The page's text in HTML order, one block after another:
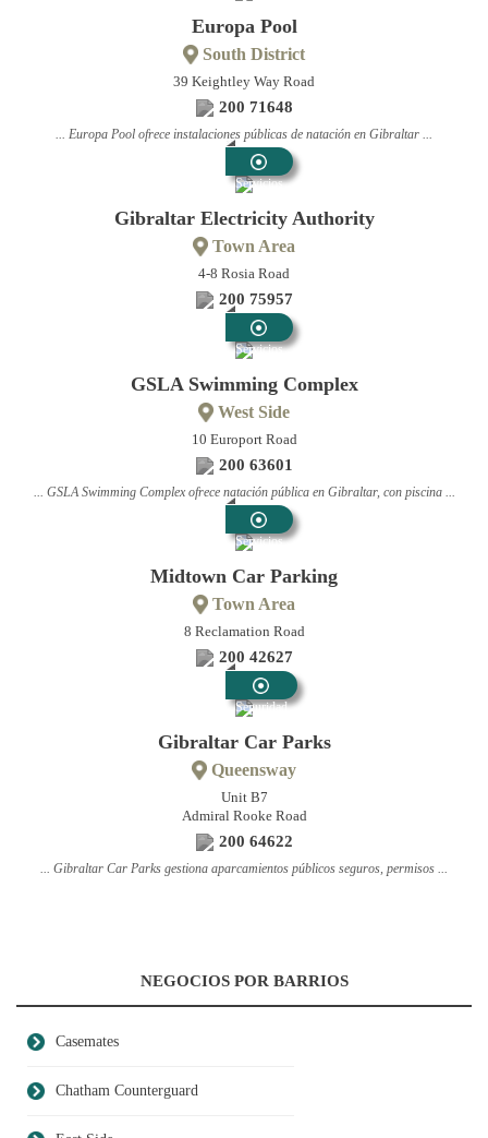
Europa Pool
South District
39 Keightley Way Road
200 71648
... Europa Pool ofrece instalaciones públicas de natación en Gibraltar ...
Servicios
Gibraltar Electricity Authority
Town Area
4-8 Rosia Road
200 75957
Servicios
GSLA Swimming Complex
West Side
10 Europort Road
200 63601
... GSLA Swimming Complex ofrece natación pública en Gibraltar, con piscina ...
Servicios
Midtown Car Parking
Town Area
8 Reclamation Road
200 42627
Seguridad
Gibraltar Car Parks
Queensway
Unit B7
Admiral Rooke Road
200 64622
... Gibraltar Car Parks gestiona aparcamientos públicos seguros, permisos ...
NEGOCIOS POR BARRIOS
Casemates
Chatham Counterguard